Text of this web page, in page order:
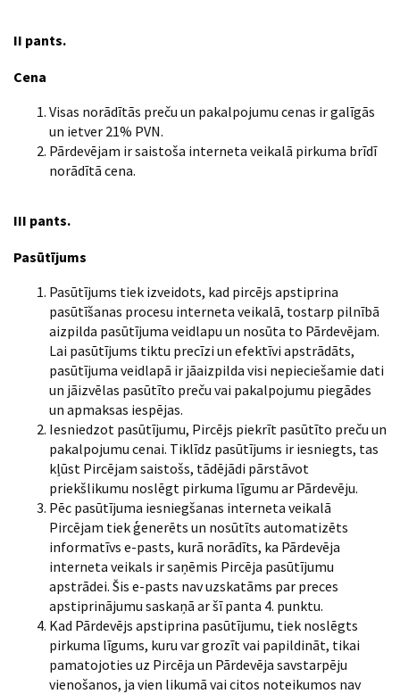
II pants.
Cena
Visas norādītās preču un pakalpojumu cenas ir galīgās
un ietver 21% PVN.
Pārdevējam ir saistoša interneta veikalā pirkuma brīdī
norādītā cena.
III pants.
Pasūtījums
Pasūtījums tiek izveidots, kad pircējs apstiprina
pasūtīšanas procesu interneta veikalā, tostarp pilnībā
aizpilda pasūtījuma veidlapu un nosūta to Pārdevējam.
Lai pasūtījums tiktu precīzi un efektīvi apstrādāts,
pasūtījuma veidlapā ir jāaizpilda visi nepieciešamie dati
un jāizvēlas pasūtīto preču vai pakalpojumu piegādes
un apmaksas iespējas.
Iesniedzot pasūtījumu, Pircējs piekrīt pasūtīto preču un
pakalpojumu cenai. Tiklīdz pasūtījums ir iesniegts, tas
kļūst Pircējam saistošs, tādējādi pārstāvot
priekšlikumu noslēgt pirkuma līgumu ar Pārdevēju.
Pēc pasūtījuma iesniegšanas interneta veikalā
Pircējam tiek ģenerēts un nosūtīts automatizēts
informatīvs e-pasts, kurā norādīts, ka Pārdevēja
interneta veikals ir saņēmis Pircēja pasūtījumu
apstrādei. Šis e-pasts nav uzskatāms par preces
apstiprinājumu saskaņā ar šī panta 4. punktu.
Kad Pārdevējs apstiprina pasūtījumu, tiek noslēgts
pirkuma līgums, kuru var grozīt vai papildināt, tikai
pamatojoties uz Pircēja un Pārdevēja savstarpēju
vienošanos, ja vien likumā vai citos noteikumos nav